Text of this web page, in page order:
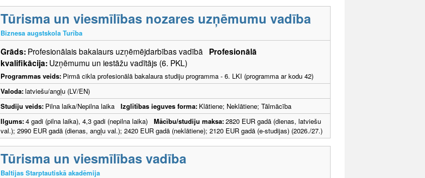
Tūrisma un viesmīlības nozares uzņēmumu vadība
Biznesa augstskola Turība
Grāds: Profesionālais bakalaurs uzņēmējdarbības vadībā Profesionālā
kvalifikācija: Uzņēmumu un iestāžu vadītājs (6. PKL)
Programmas veids: Pirmā cikla profesionālā bakalaura studiju programma - 6. LKI (programma ar kodu 42)
Valoda:latviešu/angļu (LV/EN)
Studiju veids: Pilna laika/Nepilna laika Izglītības ieguves forma: Klātiene; Neklātiene; Tālmācība
Ilgums:4 gadi (pilna laika), 4,3 gadi (nepilna laika) Mācību/studiju maksa:2820 EUR gadā (dienas, latviešu
val.); 2990 EUR gadā (dienas, angļu val.); 2420 EUR gadā (neklātiene); 2120 EUR gadā (e-studijas) (2026./27.)
Tūrisma un viesmīlības vadība
Baltijas Starptautiskā akadēmija